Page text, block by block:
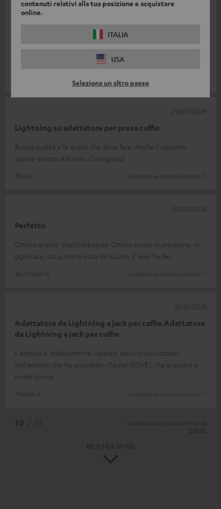
contenuti relativi alla tua posizione e acquistare
online.
ITALIA
USA
Seleziona un altro paese
Grazie mille per il tuo feedback!
I rumori di fondo possono essere causati dal cavo di
collegamento alle cuffie.
In caso di difficoltà tecniche, i nostri gentili colleghi
del team di assistenza tecnica sono a tua disposizione
Lightning su adattatore per presa cuffie
Buona qualità e fa quello che deve fare. Anche il rapporto
qualità-prezzo è buono. Consigliato!
Paul F.
(tradotto automaticamente *)
09/01/2026
Perfetto
Ottima qualità. Vestibilità salda. Ottimo punto di pressione. In
ogni caso, dal punto di vista del suono. È solo Teufel.
Bernhard A.
(tradotto automaticamente *)
02/01/2026
Adattatore da Lightning a jack per cuffie Adattatore
da Lightning a jack per cuffie
L'articolo è relativamente costoso, persino più costoso
dell'articolo che ho acquistato (Teufel MOVE). Ma la qualità è
molto buona
Florian S.
(tradotto automaticamente *)
30/12/2025